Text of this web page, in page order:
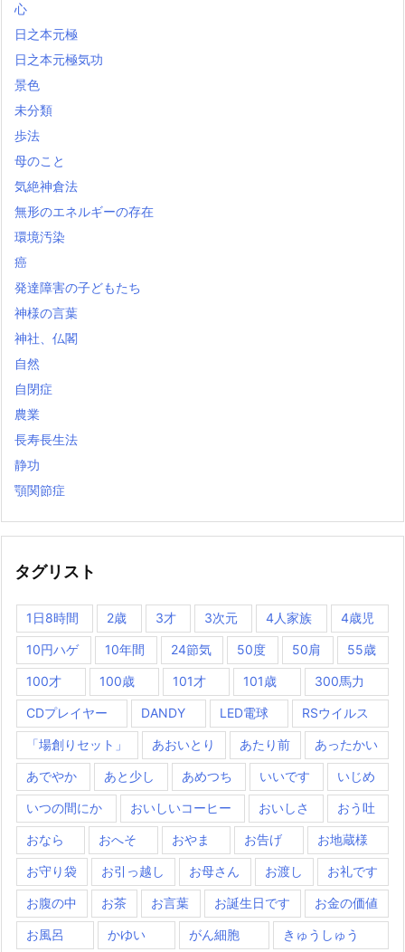
心
日之本元極
日之本元極気功
景色
未分類
歩法
母のこと
気絶神倉法
無形のエネルギーの存在
環境汚染
癌
発達障害の子どもたち
神様の言葉
神社、仏閣
自然
自閉症
農業
長寿長生法
静功
顎関節症
タグリスト
1日8時間 2歳 3才 3次元 4人家族 4歳児
10円ハゲ 10年間 24節気 50度 50肩 55歳
100才 100歳 101才 101歳 300馬力
CDプレイヤー DANDY LED電球 RSウイルス
「場創りセット」 あおいとり あたり前 あったかい
あでやか あと少し あめつち いいです いじめ
いつの間にか おいしいコーヒー おいしさ おう吐
おなら おへそ おやま お告げ お地蔵様
お守り袋 お引っ越し お母さん お渡し お礼です
お腹の中 お茶 お言葉 お誕生日です お金の価値
お風呂 かゆい がん細胞 きゅうしゅう